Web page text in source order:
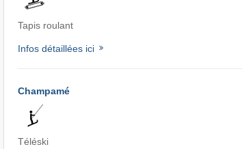
Tapis roulant
Infos détaillées ici
Champamé
Téléski